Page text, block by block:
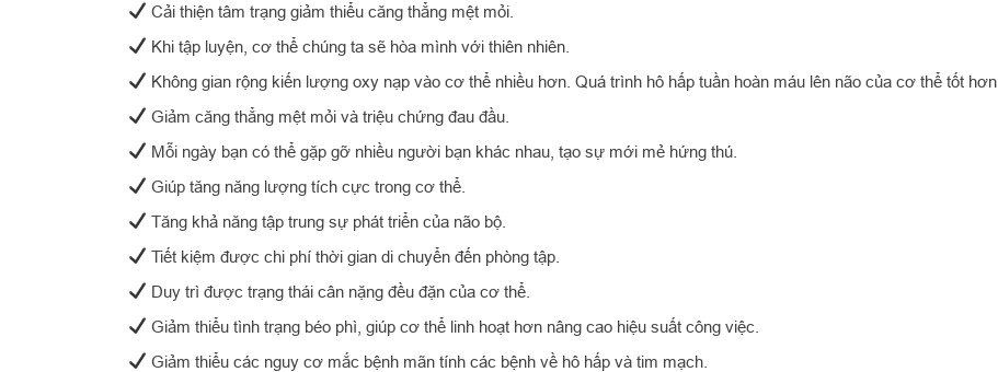
Cải thiện tâm trạng giảm thiểu căng thẳng mệt mỏi.
Khi tập luyện, cơ thể chúng ta sẽ hòa mình với thiên nhiên.
Không gian rộng kiến lượng oxy nạp vào cơ thể nhiều hơn. Quá trình hô hấp tuần hoàn máu lên não của cơ thể tốt hơn.
Giảm căng thẳng mệt mỏi và triệu chứng đau đầu.
Mỗi ngày bạn có thể gặp gỡ nhiều người bạn khác nhau, tạo sự mới mẻ hứng thú.
Giúp tăng năng lượng tích cực trong cơ thể.
Tăng khả năng tập trung sự phát triển của não bộ.
Tiết kiệm được chi phí thời gian di chuyển đến phòng tập.
Duy trì được trạng thái cân nặng đều đặn của cơ thể.
Giảm thiểu tình trạng béo phì, giúp cơ thể linh hoạt hơn nâng cao hiệu suất công việc.
Giảm thiểu các nguy cơ mắc bệnh mãn tính các bệnh về hô hấp và tim mạch.